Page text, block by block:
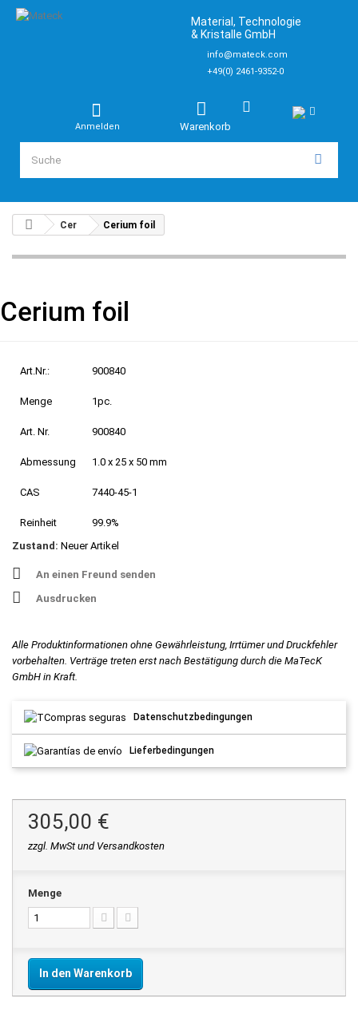
Material, Technologie
& Kristalle GmbH
info@mateck.com
+49(0) 2461-9352-0
Warenkorb
Anmelden
Cer Cerium foil
Cerium foil
Art.Nr.: 900840
Menge 1pc.
Art. Nr. 900840
Abmessung 1.0 x 25 x 50 mm
CAS 7440-45-1
Reinheit
99.9%
Zustand: Neuer Artikel
An einen Freund senden
Ausdrucken
Alle Produktinformationen ohne Gewährleistung, Irrtümer und Druckfehler
vorbehalten. Verträge treten erst nach Bestätigung durch die MaTecK
GmbH in Kraft.
Datenschutzbedingungen
Lieferbedingungen
305,00 €
zzgl. MwSt und Versandkosten
Menge
In den Warenkorb